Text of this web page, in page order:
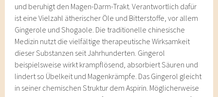
und beruhigt den Magen-Darm-Trakt. Verantwortlich dafür
ist eine Vielzahl ätherischer Öle und Bitterstoffe, vor allem
Gingerole und Shogaole. Die traditionelle chinesische
Medizin nutzt die vielfältige therapeutische Wirksamkeit
dieser Substanzen seit Jahrhunderten. Gingerol
beispielsweise wirkt krampflösend, absorbiert Säuren und
lindert so Übelkeit und Magenkrämpfe. Das Gingerol gleicht
in seiner chemischen Struktur dem Aspirin. Möglicherweise